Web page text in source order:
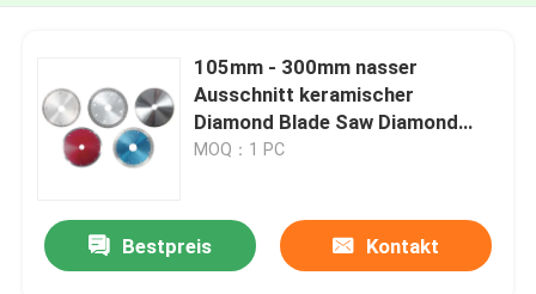
105mm - 300mm nasser
Ausschnitt keramischer
Diamond Blade Saw Diamond
Blade
MOQ：1 PC
Bestpreis Kontakt